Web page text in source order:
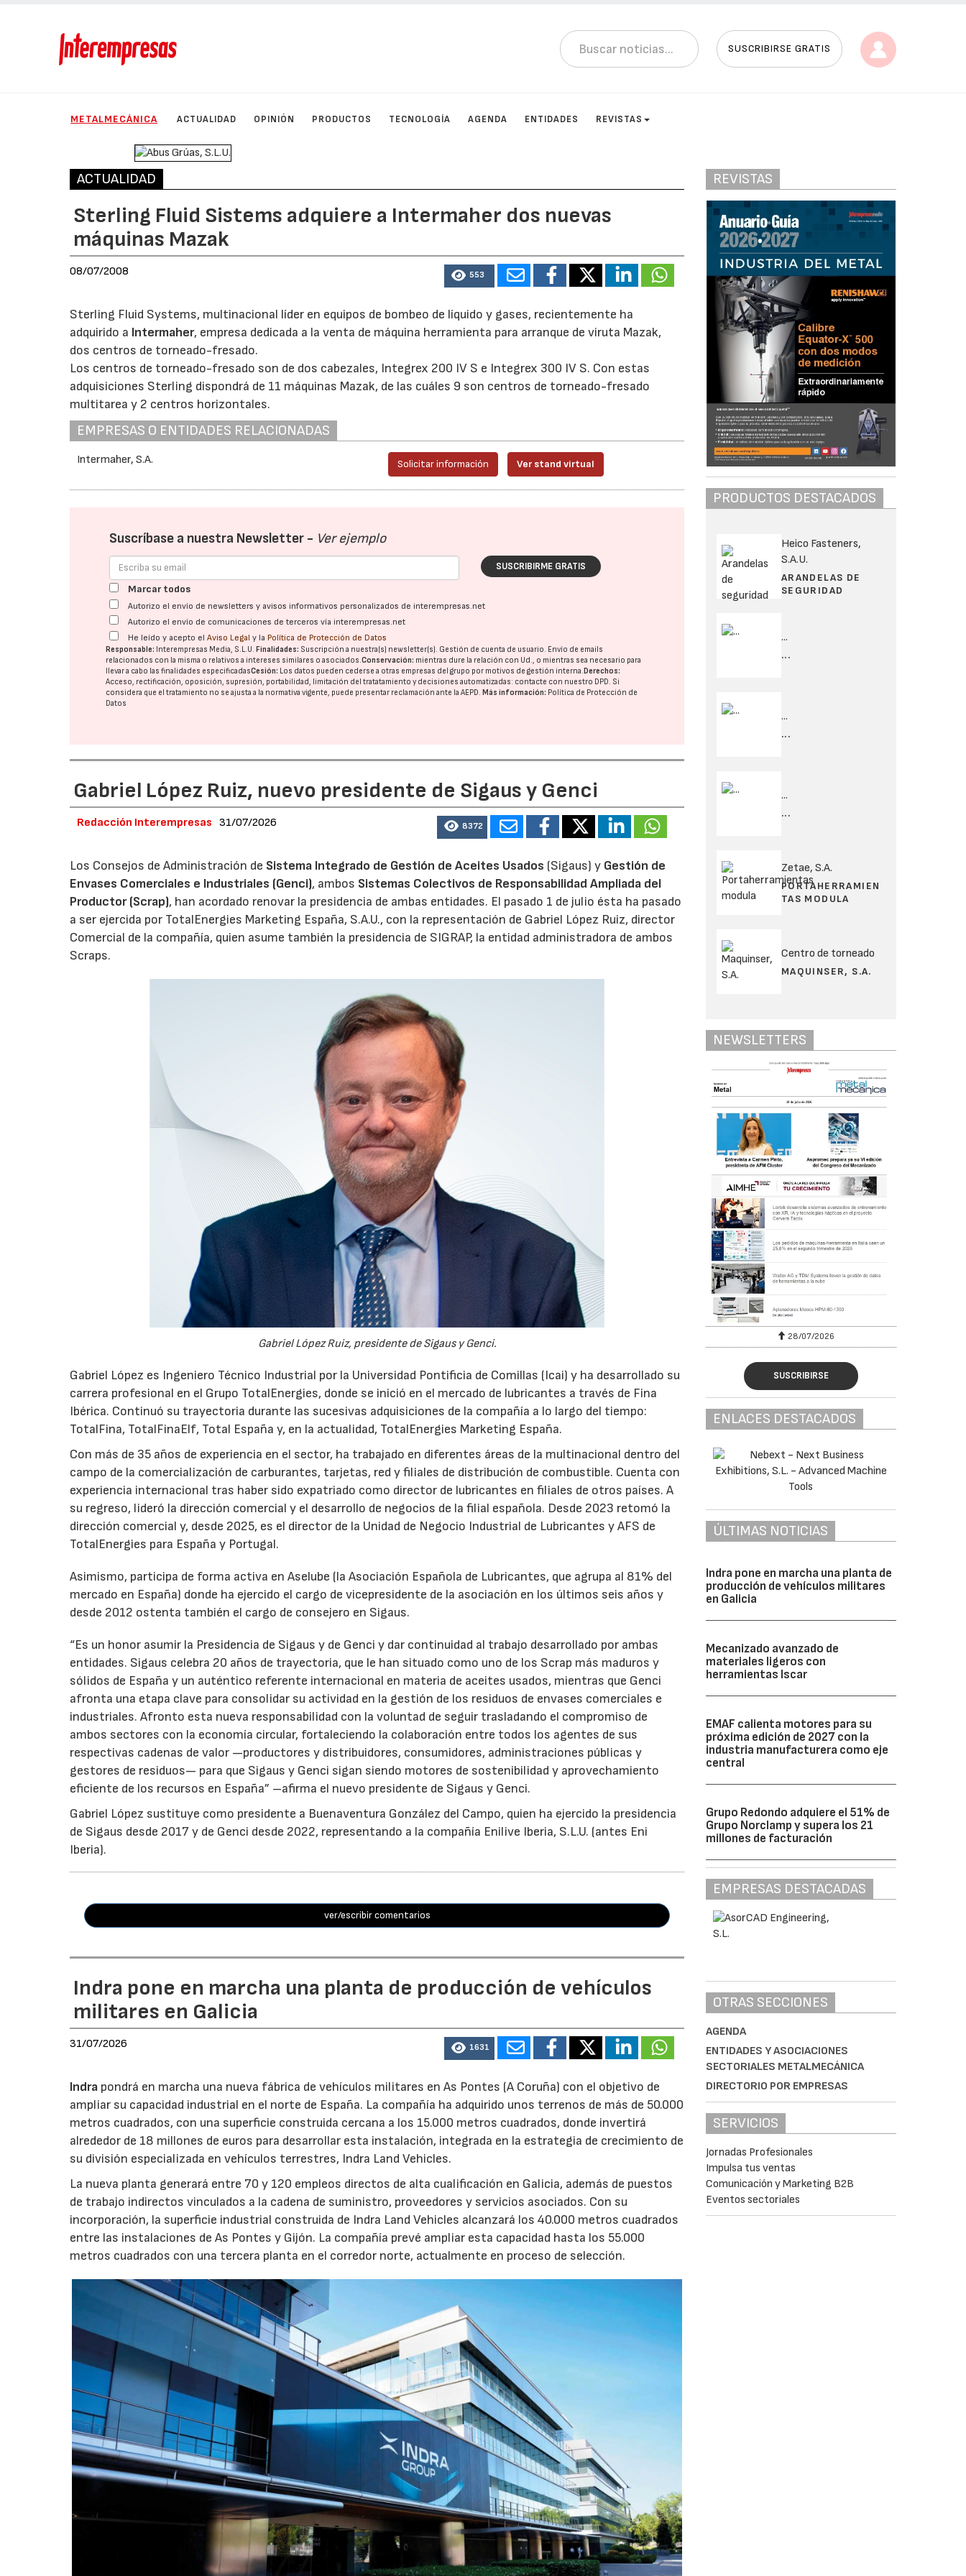
SUSCRIBIRSE GRATIS
METALMECÁNICA ACTUALIDAD OPINIÓN PRODUCTOS TECNOLOGÍA AGENDA ENTIDADES REVISTAS
ACTUALIDAD
Sterling Fluid Sistems adquiere a Intermaher dos nuevas
máquinas Mazak
08/07/2008 553
Sterling Fluid Systems, multinacional líder en equipos de bombeo de líquido y gases, recientemente ha
adquirido a Intermaher, empresa dedicada a la venta de máquina herramienta para arranque de viruta Mazak,
dos centros de torneado-fresado.
Los centros de torneado-fresado son de dos cabezales, Integrex 200 IV S e Integrex 300 IV S. Con estas
adquisiciones Sterling dispondrá de 11 máquinas Mazak, de las cuáles 9 son centros de torneado-fresado
multitarea y 2 centros horizontales.
EMPRESAS O ENTIDADES RELACIONADAS
Intermaher, S.A. Solicitar información Ver stand virtual
Suscríbase a nuestra Newsletter - Ver ejemplo
SUSCRIBIRME GRATIS
Marcar todos
Autorizo el envío de newsletters y avisos informativos personalizados de interempresas.net
Autorizo el envío de comunicaciones de terceros vía interempresas.net
He leído y acepto elAviso Legal y la Política de Protección de Datos
Responsable: Interempresas Media, S.L.U.Finalidades: Suscripción a nuestra(s) newsletter(s). Gestión de cuenta de usuario. Envío de emails
relacionados con la misma o relativos a intereses similares o asociados.Conservación: mientras dure la relación con Ud., o mientras sea necesario para
llevar a cabo las finalidades especificadasCesión: Los datos pueden cederse a otras empresas del grupo por motivos de gestión interna.Derechos:
Acceso, rectificación, oposición, supresión, portabilidad, limitación del tratatamiento y decisiones automatizadas: contacte con nuestro DPD. Si
considera que el tratamiento no se ajusta a la normativa vigente, puede presentar reclamación ante laAEPD.Más información: Política de Protección de
Datos
Gabriel López Ruiz, nuevo presidente de Sigaus y Genci
Redacción Interempresas 31/07/2026 8372
Los Consejos de Administración de Sistema Integrado de Gestión de Aceites Usados (Sigaus) y Gestión de
Envases Comerciales e Industriales (Genci), ambos Sistemas Colectivos de Responsabilidad Ampliada del
Productor (Scrap), han acordado renovar la presidencia de ambas entidades. El pasado 1 de julio ésta ha pasado
a ser ejercida por TotalEnergies Marketing España, S.A.U., con la representación de Gabriel López Ruiz, director
Comercial de la compañía, quien asume también la presidencia de SIGRAP, la entidad administradora de ambos
Scraps.
Gabriel López Ruiz, presidente de Sigaus y Genci.
Gabriel López es Ingeniero Técnico Industrial por la Universidad Pontificia de Comillas (Icai) y ha desarrollado su
carrera profesional en el Grupo TotalEnergies, donde se inició en el mercado de lubricantes a través de Fina
Ibérica. Continuó su trayectoria durante las sucesivas adquisiciones de la compañía a lo largo del tiempo:
TotalFina, TotalFinaElf, Total España y, en la actualidad, TotalEnergies Marketing España.
Con más de 35 años de experiencia en el sector, ha trabajado en diferentes áreas de la multinacional dentro del
campo de la comercialización de carburantes, tarjetas, red y filiales de distribución de combustible. Cuenta con
experiencia internacional tras haber sido expatriado como director de lubricantes en filiales de otros países. A
su regreso, lideró la dirección comercial y el desarrollo de negocios de la filial española. Desde 2023 retomó la
dirección comercial y, desde 2025, es el director de la Unidad de Negocio Industrial de Lubricantes y AFS de
TotalEnergies para España y Portugal.
Asimismo, participa de forma activa en Aselube (la Asociación Española de Lubricantes, que agrupa al 81% del
mercado en España) donde ha ejercido el cargo de vicepresidente de la asociación en los últimos seis años y
desde 2012 ostenta también el cargo de consejero en Sigaus.
“Es un honor asumir la Presidencia de Sigaus y de Genci y dar continuidad al trabajo desarrollado por ambas
entidades. Sigaus celebra 20 años de trayectoria, que le han situado como uno de los Scrap más maduros y
sólidos de España y un auténtico referente internacional en materia de aceites usados, mientras que Genci
afronta una etapa clave para consolidar su actividad en la gestión de los residuos de envases comerciales e
industriales. Afronto esta nueva responsabilidad con la voluntad de seguir trasladando el compromiso de
ambos sectores con la economía circular, fortaleciendo la colaboración entre todos los agentes de sus
respectivas cadenas de valor —productores y distribuidores, consumidores, administraciones públicas y
gestores de residuos— para que Sigaus y Genci sigan siendo motores de sostenibilidad y aprovechamiento
eficiente de los recursos en España” –afirma el nuevo presidente de Sigaus y Genci.
Gabriel López sustituye como presidente a Buenaventura González del Campo, quien ha ejercido la presidencia
de Sigaus desde 2017 y de Genci desde 2022, representando a la compañía Enilive Iberia, S.L.U. (antes Eni
Iberia).
ver/escribir comentarios
Indra pone en marcha una planta de producción de vehículos
militares en Galicia
31/07/2026 1631
Indra pondrá en marcha una nueva fábrica de vehículos militares en As Pontes (A Coruña) con el objetivo de
ampliar su capacidad industrial en el norte de España. La compañía ha adquirido unos terrenos de más de 50.000
metros cuadrados, con una superficie construida cercana a los 15.000 metros cuadrados, donde invertirá
alrededor de 18 millones de euros para desarrollar esta instalación, integrada en la estrategia de crecimiento de
su división especializada en vehículos terrestres, Indra Land Vehicles.
La nueva planta generará entre 70 y 120 empleos directos de alta cualificación en Galicia, además de puestos
de trabajo indirectos vinculados a la cadena de suministro, proveedores y servicios asociados. Con su
incorporación, la superficie industrial construida de Indra Land Vehicles alcanzará los 40.000 metros cuadrados
entre las instalaciones de As Pontes y Gijón. La compañía prevé ampliar esta capacidad hasta los 55.000
metros cuadrados con una tercera planta en el corredor norte, actualmente en proceso de selección.
REVISTAS
PRODUCTOS DESTACADOS
Heico Fasteners,
S.A.U.
ARANDELAS DE
SEGURIDAD
...
...
...
...
...
...
Zetae, S.A.
PORTAHERRAMIEN
TAS MODULA
Centro de torneado
MAQUINSER, S.A.
NEWSLETTERS
28/07/2026
SUSCRIBIRSE
ENLACES DESTACADOS
ÚLTIMAS NOTICIAS
Indra pone en marcha una planta de
producción de vehículos militares
en Galicia
Mecanizado avanzado de
materiales ligeros con
herramientas Iscar
EMAF calienta motores para su
próxima edición de 2027 con la
industria manufacturera como eje
central
Grupo Redondo adquiere el 51% de
Grupo Norclamp y supera los 21
millones de facturación
EMPRESAS DESTACADAS
OTRAS SECCIONES
AGENDA
ENTIDADES Y ASOCIACIONES
SECTORIALES METALMECÁNICA
DIRECTORIO POR EMPRESAS
SERVICIOS
Jornadas Profesionales
Impulsa tus ventas
Comunicación y Marketing B2B
Eventos sectoriales